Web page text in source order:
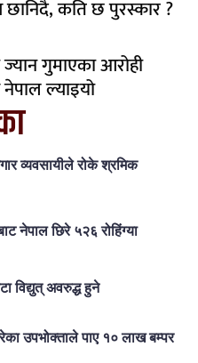
कति छ पुरस्कार ?
ज्यान गुमाएका आरोही
ल्याइयो
व्यवसायीले रोके श्रमिक
नेपाल छिरे ५२६ रोहिंग्या
विद्युत् अवरुद्ध हुने
उपभोक्ताले पाए १० लाख बम्पर